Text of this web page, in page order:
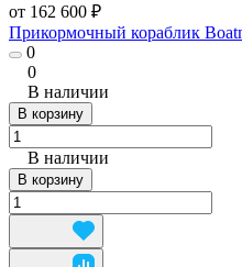
от 162 600 ₽
Прикормочный кораблик
0
0
В наличии
В корзину
В наличии
В корзину